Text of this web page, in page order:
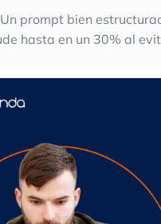
Un prompt bien
hasta en un 30% al